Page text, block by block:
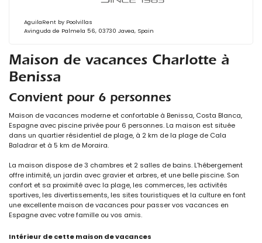
Maison de vacances Charlotte à
Benissa
Convient pour 6 personnes
Maison de vacances moderne et confortable à Benissa, Costa Blanca,
Espagne avec piscine privée pour 6 personnes. La maison est située
dans un quartier résidentiel de plage, à 2 km de la plage de Cala
Baladrar et à 5 km de Moraira.
La maison dispose de 3 chambres et 2 salles de bains. L'hébergement
offre intimité, un jardin avec gravier et arbres, et une belle piscine. Son
confort et sa proximité avec la plage, les commerces, les activités
sportives, les divertissements, les sites touristiques et la culture en font
une excellente maison de vacances pour passer vos vacances en
Espagne avec votre famille ou vos amis.
Intérieur de cette maison de vacances
AguilaRent by Poolvillas
Avinguda de Palmela 56, 03730 Javea, Spain